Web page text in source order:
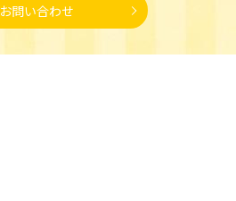
お問い合わせ